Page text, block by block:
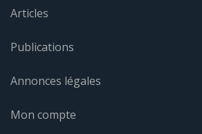
Articles
Publications
Annonces légales
Mon compte